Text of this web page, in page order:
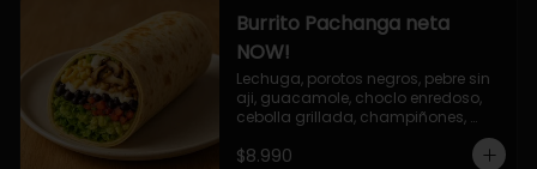
Burrito Pachanga neta
NOW!
Lechuga, porotos negros, pebre sin
aji, guacamole, choclo enredoso,
cebolla grillada, champiñones,
$8.990